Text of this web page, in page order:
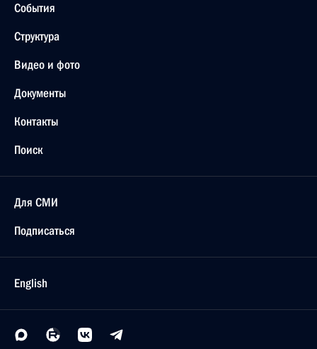
События
Структура
Видео и фото
Документы
Контакты
Поиск
Для СМИ
Подписаться
English